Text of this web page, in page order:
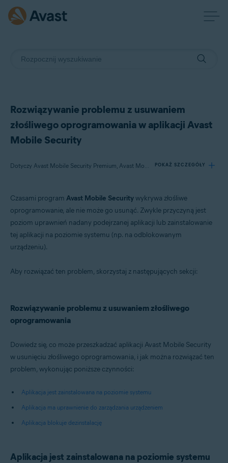
Rozwiązywanie problemu z usuwaniem
złośliwego oprogramowania w aplikacji Avast
Mobile Security
Dotyczy Avast Mobile Security Premium, Avast Mobile Security POKAŻ SZCZEGÓŁY
Produkty:
Avast Mobile Security
Systemy operacyjne:
Czasami program Avast Mobile Securitywykrywa złośliwe
oprogramowanie, ale nie może go usunąć. Zwykle przyczyną jest
poziom uprawnień nadany podejrzanej aplikacji lub zainstalowanie
tej aplikacji na poziomie systemu (np. na odblokowanym
urządzeniu).
Aby rozwiązać ten problem, skorzystaj z następujących sekcji:
Rozwiązywanie problemu z usuwaniem złośliwego
oprogramowania
Dowiedz się, co może przeszkadzać aplikacji Avast Mobile Security
w usunięciu złośliwego oprogramowania, i jak można rozwiązać ten
problem, wykonując poniższe czynności:
Aplikacja jest zainstalowana na poziomie systemu
Aplikacja ma uprawnienie do zarządzania urządzeniem
Aplikacja blokuje dezinstalację
Aplikacja jest zainstalowana na poziomie systemu